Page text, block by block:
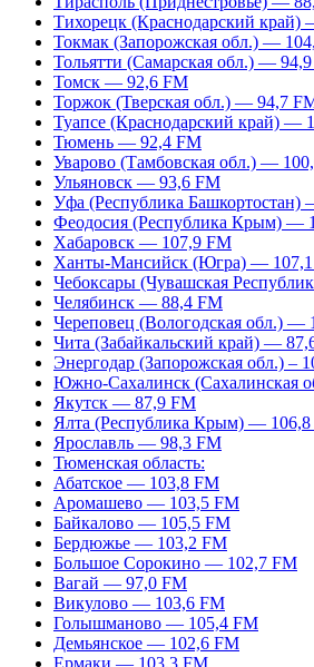
Тихорецк (Краснодарский край)
Токмак (Запорожская обл.) —
Тольятти (Самарская обл.) —
Томск — 92,6 FM
Торжок (Тверская обл.) — 94,7
Туапсе (Краснодарский край) —
Тюмень — 92,4 FM
Уварово (Тамбовская обл.) —
Ульяновск — 93,6 FM
Уфа (Республика Башкортостан)
Феодосия (Республика Крым) —
Хабаровск — 107,9 FM
Ханты-Мансийск (Югра) —
Чебоксары (Чувашская
Челябинск — 88,4 FM
Череповец (Вологодская обл.) —
Чита (Забайкальский край) —
Энергодар (Запорожская обл.) –
Южно-Сахалинск (Сахалинская
Якутск — 87,9 FM
Ялта (Республика Крым) —
Ярославль — 98,3 FM
Тюменская область:
Абатское — 103,8 FM
Аромашево — 103,5 FM
Байкалово — 105,5 FM
Бердюжье — 103,2 FM
Большое Сорокино — 102,7 FM
Вагай — 97,0 FM
Викулово — 103,6 FM
Голышманово — 105,4 FM
Демьянское — 102,6 FM
Ермаки — 103,3 FM